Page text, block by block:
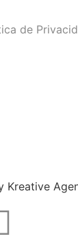
de
Kreative